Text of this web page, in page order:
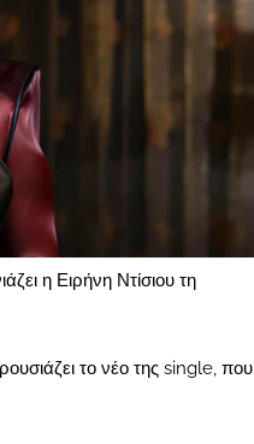
η Ειρήνη Ντίσιου τη
το νέο της single, που